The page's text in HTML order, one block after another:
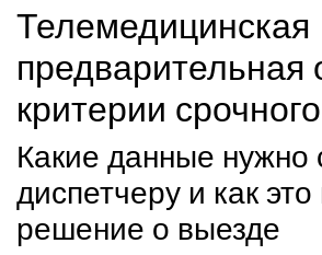
Телемедицинская
предварительная
критерии
Какие данные нужно
диспетчеру и как
решение о выезде